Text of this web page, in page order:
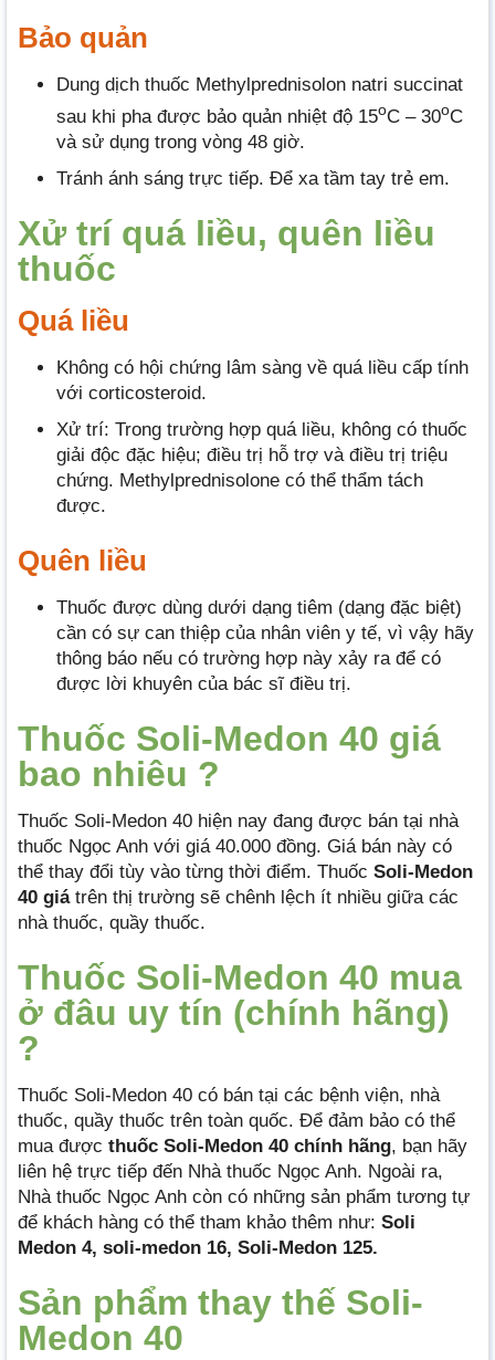
Bảo quản
Dung dịch thuốc Methylprednisolon natri succinat
sau khi pha được bảo quản nhiệt độ 15oC – 30oC
và sử dụng trong vòng 48 giờ.
Tránh ánh sáng trực tiếp. Để xa tầm tay trẻ em.
Xử trí quá liều, quên liều
thuốc
Quá liều
Không có hội chứng lâm sàng về quá liều cấp tính
với corticosteroid.
Xử trí: Trong trường hợp quá liều, không có thuốc
giải độc đặc hiệu; điều trị hỗ trợ và điều trị triệu
chứng. Methylprednisolone có thể thẩm tách
được.
Quên liều
Thuốc được dùng dưới dạng tiêm (dạng đặc biệt)
cần có sự can thiệp của nhân viên y tế, vì vậy hãy
thông báo nếu có trường hợp này xảy ra để có
được lời khuyên của bác sĩ điều trị.
Thuốc Soli-Medon 40 giá
bao nhiêu ?
Thuốc Soli-Medon 40 hiện nay đang được bán tại nhà
thuốc Ngọc Anh với giá 40.000 đồng. Giá bán này có
thể thay đổi tùy vào từng thời điểm. Thuốc Soli-Medon
40 giátrên thị trường sẽ chênh lệch ít nhiều giữa các
nhà thuốc, quầy thuốc.
Thuốc Soli-Medon 40 mua
ở đâu uy tín (chính hãng)
?
Thuốc Soli-Medon 40 có bán tại các bệnh viện, nhà
thuốc, quầy thuốc trên toàn quốc. Để đảm bảo có thể
mua được thuốc Soli-Medon 40 chính hãng, bạn hãy
liên hệ trực tiếp đến Nhà thuốc Ngọc Anh. Ngoài ra,
Nhà thuốc Ngọc Anh còn có những sản phẩm tương tự
để khách hàng có thể tham khảo thêm như: Soli
Medon 4, soli-medon 16, Soli-Medon 125.
Sản phẩm thay thế Soli-
Medon 40